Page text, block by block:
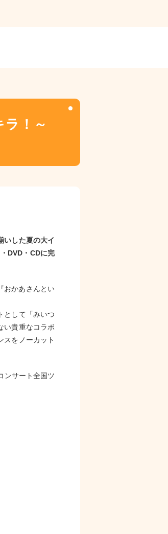
！～
いした夏の大イ
DVD・CDに完
おかあさんとい
として「みいつ
い貴重なコラボ
スをノーカット
ンサート全国ツ